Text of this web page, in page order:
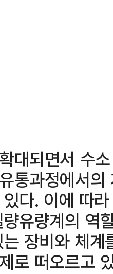
대되면서 수
통과정에서
다. 이에 따
유량계의 역
장비와 체
로 떠오르고